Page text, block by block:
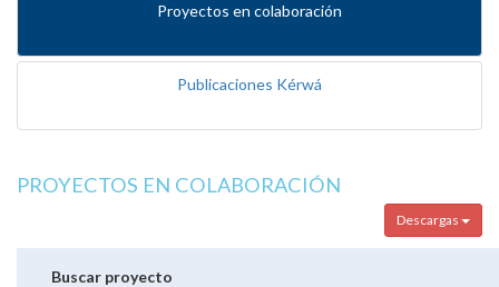
Proyectos en colaboración
Publicaciones Kérwá
PROYECTOS EN COLABORACIÓN
Descargas
Buscar proyecto